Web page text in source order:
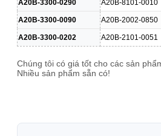
A20B-3300-0290 A20B-8101-0010
A20B-3300-0090 A20B-2002-0850
A20B-3300-0202 A20B-2101-0051
Chúng tôi có giá tốt cho các sản
Nhiều sản phẩm sẵn có!